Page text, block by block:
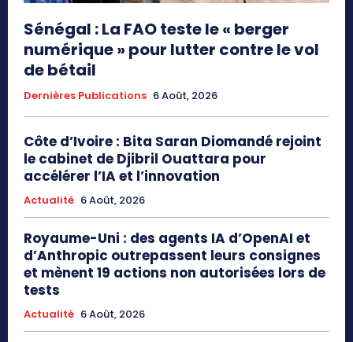
Sénégal : La FAO teste le « berger
numérique » pour lutter contre le vol
de bétail
Dernières Publications 6 Août, 2026
Côte d’Ivoire : Bita Saran Diomandé rejoint
le cabinet de Djibril Ouattara pour
accélérer l’IA et l’innovation
Actualité 6 Août, 2026
Royaume-Uni : des agents IA d’OpenAI et
d’Anthropic outrepassent leurs consignes
et mènent 19 actions non autorisées lors de
tests
Actualité 6 Août, 2026